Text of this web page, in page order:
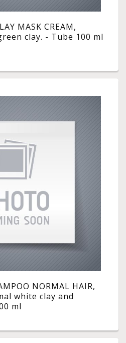
MASK CREAM,
clay. - Tube 100 ml
NORMAL HAIR,
white clay and
ml